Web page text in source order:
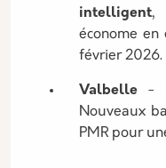
intelligent,
économe
février 2026.
Valbelle -
Nouveaux
PMR pour